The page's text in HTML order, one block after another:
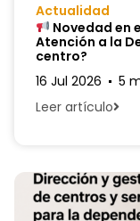
Actualidad
Novedad en
Atención a la
centro?
16 Jul 2026
5
Leer artículo